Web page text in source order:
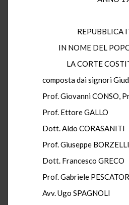
REPUBBLICA
IN NOME DEL
LA CORTE
composta dai signori
Prof. Giovanni CONSO,
Prof. Ettore GALLO
Dott. Aldo CORASANITI
Prof. Giuseppe
Dott. Francesco GRECO
Prof. Gabriele
Avv. Ugo SPAGNOLI